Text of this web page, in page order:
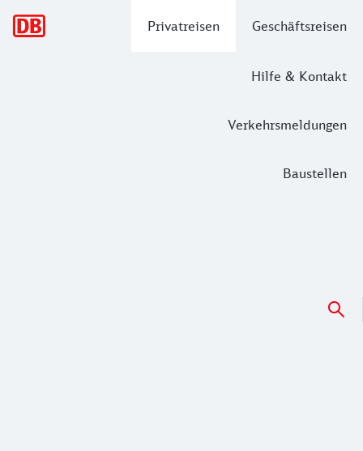
Privatreisen Geschäftsreisen
Hilfe & Kontakt
Verkehrsmeldungen
Baustellen